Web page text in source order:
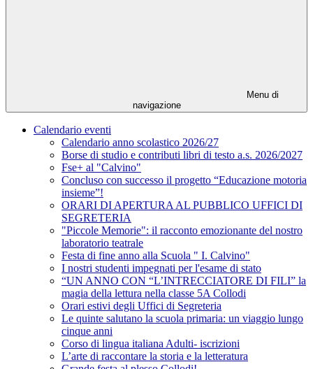
Menu di
navigazione
Calendario eventi
Calendario anno scolastico 2026/27
Borse di studio e contributi libri di testo a.s. 2026/2027
Fse+ al "Calvino"
Concluso con successo il progetto “Educazione motoria
insieme”!
ORARI DI APERTURA AL PUBBLICO UFFICI DI
SEGRETERIA
"Piccole Memorie": il racconto emozionante del nostro
laboratorio teatrale
Festa di fine anno alla Scuola " I. Calvino"
I nostri studenti impegnati per l'esame di stato
“UN ANNO CON “L’INTRECCIATORE DI FILI” la
magia della lettura nella classe 5A Collodi
Orari estivi degli Uffici di Segreteria
Le quinte salutano la scuola primaria: un viaggio lungo
cinque anni
Corso di lingua italiana Adulti- iscrizioni
L’arte di raccontare la storia e la letteratura